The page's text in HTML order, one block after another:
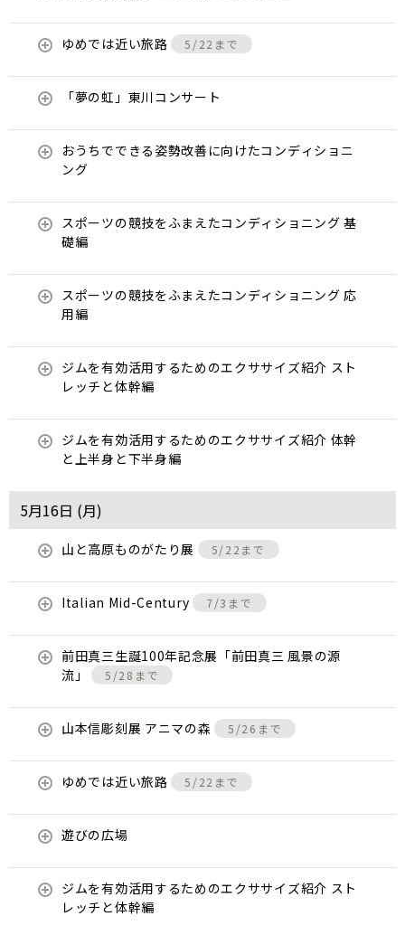
ゆめでは近い旅路 5/22まで
「夢の虹」東川コンサート
おうちでできる姿勢改善に向けたコンディショニ
ング
スポーツの競技をふまえたコンディショニング 基
礎編
スポーツの競技をふまえたコンディショニング 応
用編
ジムを有効活用するためのエクササイズ紹介 スト
レッチと体幹編
ジムを有効活用するためのエクササイズ紹介 体幹
と上半身と下半身編
5月16日 (月)
山と高原ものがたり展 5/22まで
Italian Mid-Century 7/3まで
前田真三生誕100年記念展「前田真三 風景の源
流」
5/28まで
山本信彫刻展 アニマの森 5/26まで
ゆめでは近い旅路 5/22まで
遊びの広場
ジムを有効活用するためのエクササイズ紹介 スト
レッチと体幹編